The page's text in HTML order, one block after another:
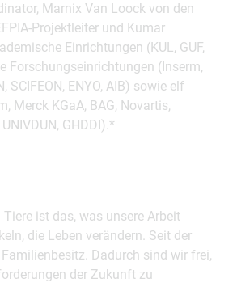
Marnix Van Loock von den
Projektleiter und Kumar
Einrichtungen (KUL, GUF,
Forschungs­ein­richtungen (Inserm,
SCIFEON, ENYO, AIB) sowie elf
Merck KGaA, BAG, Novartis,
GHDDI).*
ist das, was unsere Arbeit
die Leben verändern. Seit der
Dadurch sind wir frei,
der Zukunft zu